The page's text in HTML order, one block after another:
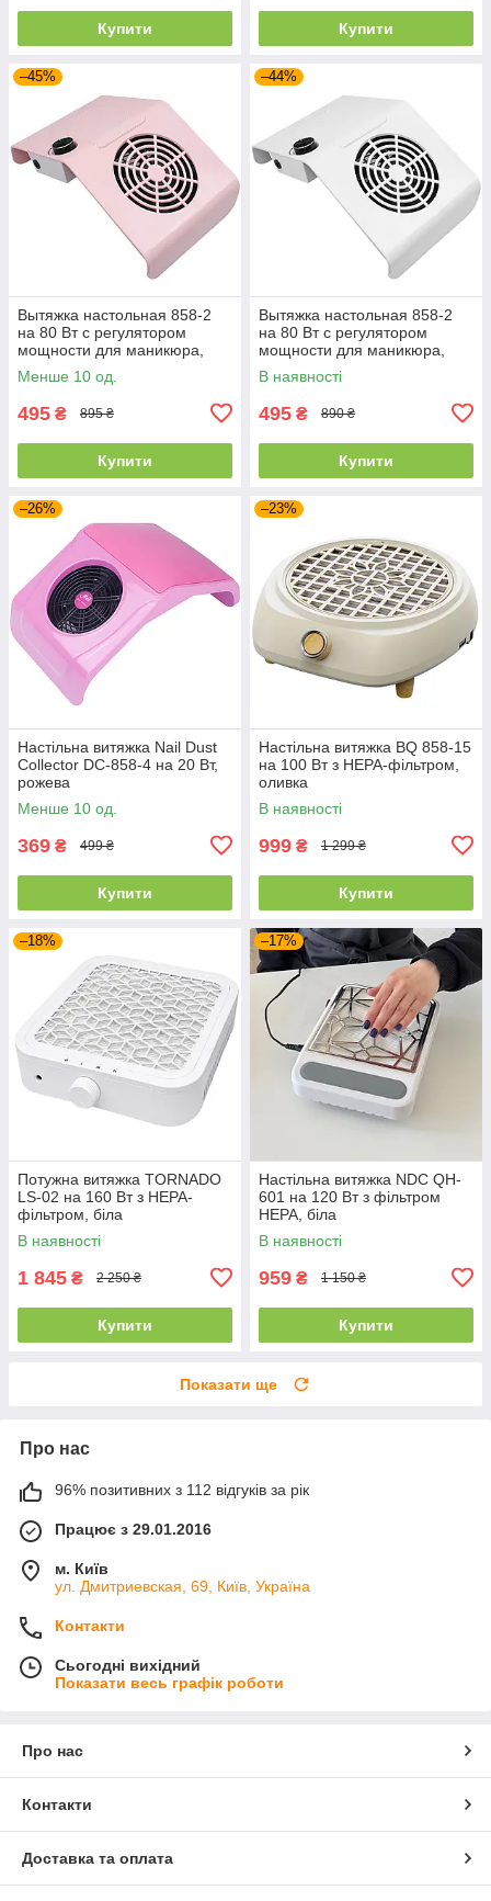
Купити Купити
–45%
Вытяжка настольная 858-2
на 80 Вт с регулятором
мощности для маникюра,
розовая
Менше 10 од.
495 ₴ 895 ₴
Купити
–44%
Вытяжка настольная 858-2
на 80 Вт с регулятором
мощности для маникюра,
белая
В наявності
495 ₴ 890 ₴
Купити
–26%
Настільна витяжка Nail Dust
Collector DC-858-4 на 20 Вт,
рожева
Менше 10 од.
369 ₴ 499 ₴
Купити
–23%
Настільна витяжка BQ 858-15
на 100 Вт з HEPA-фільтром,
оливка
В наявності
999 ₴ 1 299 ₴
Купити
–18%
Потужна витяжка TORNADO
LS-02 на 160 Вт з HEPA-
фільтром, біла
В наявності
1 845 ₴ 2 250 ₴
Купити
–17%
Настільна витяжка NDC QH-
601 на 120 Вт з фільтром
HEPA, біла
В наявності
959 ₴ 1 150 ₴
Купити
Показати ще
Про нас
96% позитивних з 112 відгуків за рік
Працює з 29.01.2016
м. Київ
ул. Дмитриевская, 69, Київ, Україна
Контакти
Сьогодні вихідний
Показати весь графік роботи
Про нас
Контакти
Доставка та оплата